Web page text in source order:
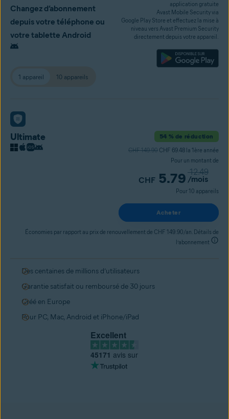
Des centaines de millions d’utilisateurs
Garantie satisfait ou remboursé de 30 jours
Créé en Europe
Pour PC, Mac, Android et iPhone/iPad
Excellent
45171 avis sur
Changez d’abonnement
depuis votre téléphone ou
votre tablette Android
1 appareil 10 appareils
application gratuite
Avast Mobile Security via
Google Play Store et effectuez la mise à
niveau vers Avast Premium Security
directement depuis votre appareil.
Ultimate 54 % de réduction
CHF 149.90 CHF 69.48 la 1ère année
Pour un montant de
CHF 5.79 12.49
/mois
Pour 10 appareils
Acheter
Économies par rapport au prix de renouvellement de CHF 149.90/an. Détails de
l’abonnement